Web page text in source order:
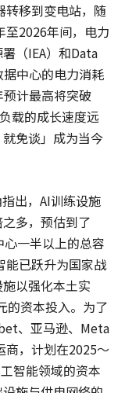
转移到变电站，随
至2026年间，电力
（IEA）和Data
中心的电力消耗
计最高将突破
载的成长速度远
免谈」成为当今
出，AI训练设施
多，预估到了
一半以上的总容
能已跃升为国家战
以强化本土实
的资本投入。为了
、亚马逊、Meta
商，计划在2025～
智能领域的资本